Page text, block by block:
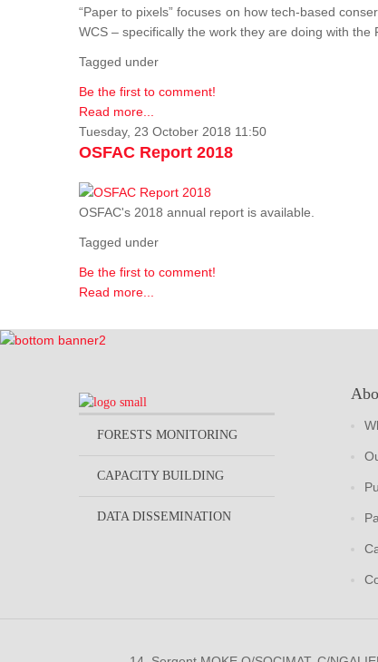
“Paper to pixels” focuses on how tech-based
WCS – specifically the work they are doing with the
Tagged under
Be the first to comment!
Read more...
Tuesday, 23 October 2018 11:50
OSFAC Report 2018
OSFAC's 2018 annual report is available.
Tagged under
Be the first to comment!
Read more...
FORESTS MONITORING
CAPACITY BUILDING
DATA DISSEMINATION